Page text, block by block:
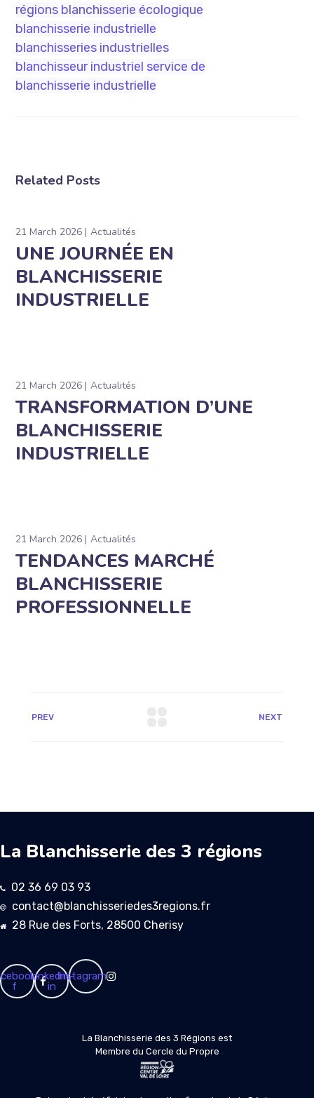
régions blanchisserie écologique
blanchisserie industrielle
blanchisseries industrielles
blanchisseur industriel service de
blanchisserie industrielle
Related Posts
21 March 2026 Actualités
UNE JOURNÉE EN
BLANCHISSERIE
INDUSTRIELLE
21 March 2026 Actualités
TRANSFORMATION D’UNE
BLANCHISSERIE
INDUSTRIELLE
21 March 2026 Actualités
TENDANCES MARCHÉ
BLANCHISSERIE
PROFESSIONNELLE
PREV NEXT
La Blanchisserie des 3 régions
02 36 69 03 93
contact@blanchisseriedes3regions.fr
28 Rue des Forts, 28500 Cherisy
f
Linkedin-
in
Instagram
La Blanchisserie des 3 Régions est
Membre du Cercle du Propre